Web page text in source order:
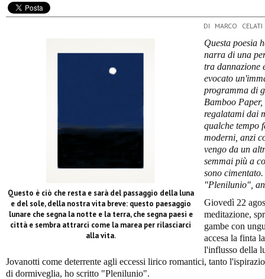
DI MARCO
Questo è ciò che resta e sarà del passaggio della luna
e del sole, della nostra vita breve: questo paesaggio
lunare che segna la notte e la terra, che segna paesi e
città e sembra attrarci come la marea per rilasciarci
alla vita.
Questa poesia
narra di una
tra dannazione
evocato
programma di
Bamboo
regalatami dai
qualche tempo
moderni, anzi
vengo da un
semmai più a
sono
"Plenilunio",
Giovedì 22
meditazione,
gambe con
accesa la finta
l'influsso della
Jovanotti come deterrente agli eccessi lirico romantici, tanto
di dormiveglia, ho scritto "Plenilunio".